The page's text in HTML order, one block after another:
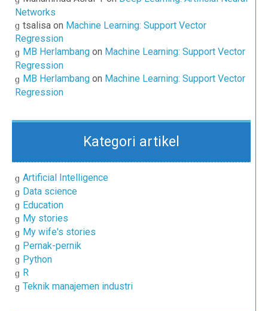
Networks
tsalisa on Machine Learning: Support Vector
Regression
MB Herlambang on Machine Learning: Support Vector
Regression
MB Herlambang on Machine Learning: Support Vector
Regression
Kategori artikel
Artificial Intelligence
Data science
Education
My stories
My wife's stories
Pernak-pernik
Python
R
Teknik manajemen industri